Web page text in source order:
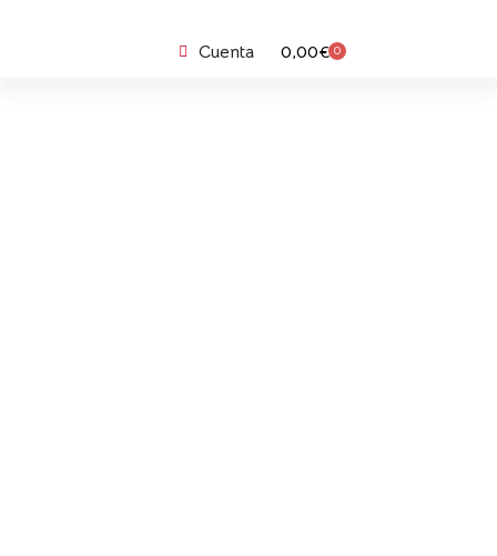
Cuenta 0,00€ 0